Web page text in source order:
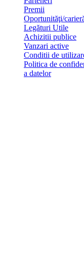
Premii
Oportunităţi/
Legături Utile
Achizitii publice
Vanzari active
Conditii de
Politica de
a datelor